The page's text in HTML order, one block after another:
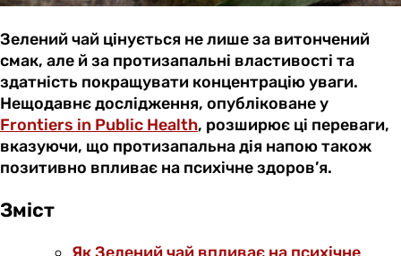
Зелений чай цінується не лише за витончений
смак, але й за протизапальні властивості та
здатність покращувати концентрацію уваги.
Нещодавнє дослідження, опубліковане у
Frontiers in Public Health, розширює ці переваги,
вказуючи, що протизапальна дія напою також
позитивно впливає на психічне здоров’я.
Зміст